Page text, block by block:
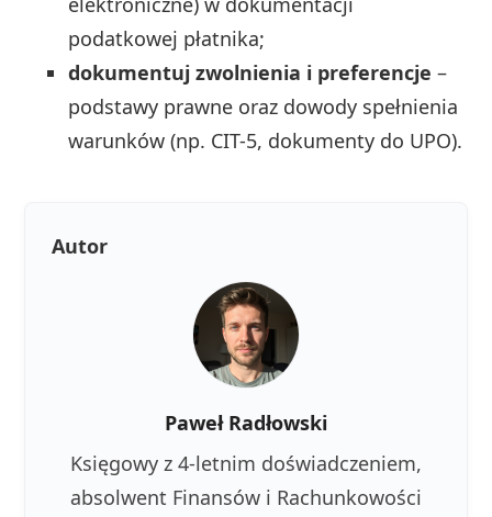
podatkowej płatnika;
dokumentuj zwolnienia i preferencje –
podstawy prawne oraz dowody spełnienia
warunków (np. CIT-5, dokumenty do UPO).
Autor
Paweł Radłowski
Księgowy z 4-letnim doświadczeniem,
absolwent Finansów i Rachunkowości